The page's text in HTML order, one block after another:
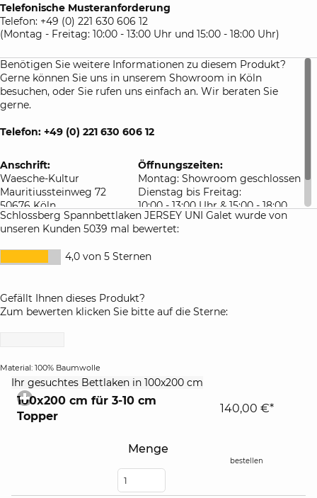
Telefonische Musteranforderung
Telefon: +49 (0) 221 630 606 12
(Montag - Freitag: 10:00 - 13:00 Uhr und 15:00 - 18:00 Uhr)
Benötigen Sie weitere Informationen zu diesem Produkt?
Gerne können Sie uns in unserem Showroom in Köln
besuchen, oder Sie rufen uns einfach an. Wir beraten Sie
gerne.
Telefon: +49 (0) 221 630 606 12
Anschrift:
Waesche-Kultur
Mauritiussteinweg 72
50676 Köln
Deutschland
Öffnungszeiten:
Montag: Showroom geschlossen
Dienstag bis Freitag:
10:00 - 13:00 Uhr & 15:00 - 18:00
Uhr
Samstag: 10:00 - 16:00 Uhr
Schlossberg Spannbettlaken JERSEY UNI Galet wurde von
unseren Kunden 5039 mal bewertet:
4,0 von 5 Sternen
Gefällt Ihnen dieses Produkt?
Zum bewerten klicken Sie bitte auf die Sterne:
Material: 100% Baumwolle
Ihr gesuchtes Bettlaken in 100x200 cm
expand
100x200 cm für 3-10 cm
Topper
Menge
140,00 €*
bestellen